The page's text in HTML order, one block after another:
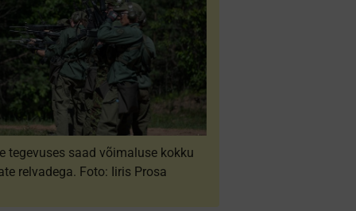
tegevuses saad võimaluse kokku
relvadega. Foto: Iiris Prosa